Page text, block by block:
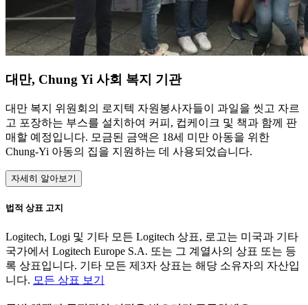
대만, Chung Yi 사회 복지 기관
대만 복지 위원회의 로지텍 자원봉사자들이 과일을 씻고 자르
고 포장하는 부스를 설치하여 커피, 컵케이크 및 책과 함께 판
매할 예정입니다. 모금된 금액은 18세 미만 아동을 위한
Chung-Yi 아동의 집을 지원하는 데 사용되었습니다.
자세히 알아보기
법적 상표 고지
Logitech, Logi 및 기타 모든 Logitech 상표, 로고는 미국과 기타
국가에서 Logitech Europe S.A. 또는 그 계열사의 상표 또는 등
록 상표입니다. 기타 모든 제3자 상표는 해당 소유자의 자산입
니다. 모든 상표 보기